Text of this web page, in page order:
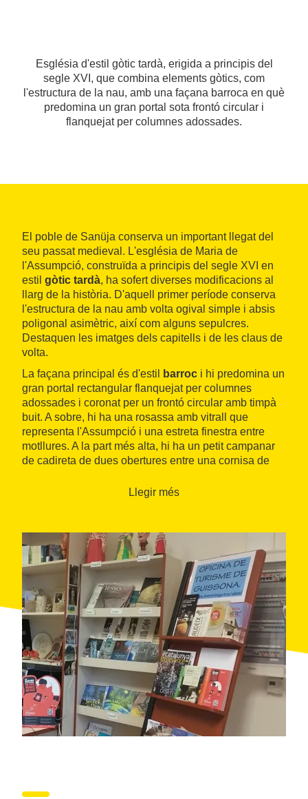
Església d'estil gòtic tardà, erigida a principis del
segle XVI, que combina elements gòtics, com
l'estructura de la nau, amb una façana barroca en què
predomina un gran portal sota frontó circular i
flanquejat per columnes adossades.
El poble de Sanüja conserva un important llegat del
seu passat medieval. L'església de Maria de
l'Assumpció, construïda a principis del segle XVI en
estil gòtic tardà, ha sofert diverses modificacions al
llarg de la història. D'aquell primer període conserva
l'estructura de la nau amb volta ogival simple i absis
poligonal asimètric, així com alguns sepulcres.
Destaquen les imatges dels capitells i de les claus de
volta.
La façana principal és d'estil
barroc i hi predomina un
gran portal rectangular flanquejat per columnes
adossades i coronat per un frontó circular amb timpà
buit. A sobre, hi ha una rosassa amb vitrall que
representa l'Assumpció i una estreta finestra entre
motllures. A la part més alta, hi ha un petit campanar
de cadireta de dues obertures entre una cornisa de
Llegir més